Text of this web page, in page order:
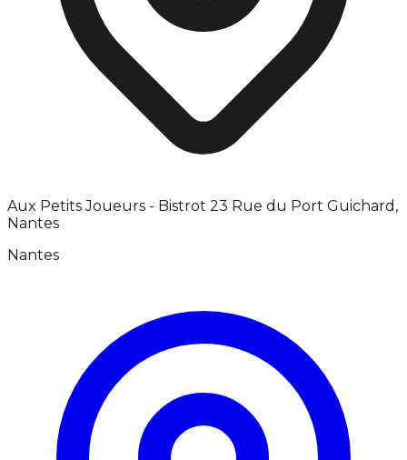
Aux Petits Joueurs - Bistrot 23 Rue du Port Guichard,
Nantes
Nantes